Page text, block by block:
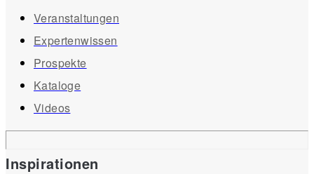
Veranstaltungen
Expertenwissen
Prospekte
Kataloge
Videos
Inspirationen